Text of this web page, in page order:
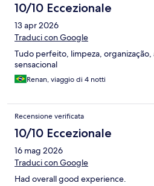
10/10 Eccezionale
13 apr 2026
Traduci con Google
Tudo perfeito, limpeza,
sensacional
Renan, viaggio di 4 notti
Recensione verificata
10/10 Eccezionale
16 mag 2026
Traduci con Google
Had overall good experience.